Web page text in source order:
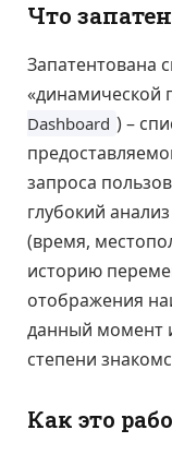
Что
Запатентована
«динамической
Dashboard ) –
запроса
глубокий
(время,
историю
отображения
данный момент
степени
Как это